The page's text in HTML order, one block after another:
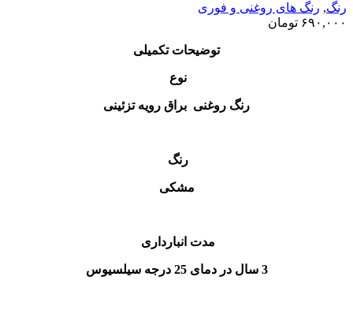
رنگ, رنگ‌ های روغنی و فوری
۶۹۰,۰۰۰ تومان
توضیحات تکمیلی
نوع
رنگ روغنی براق رویه تزئینی
رنگ
مشکی
مدت انبارداری
3 سال در دمای 25 درجه سیلسیوس